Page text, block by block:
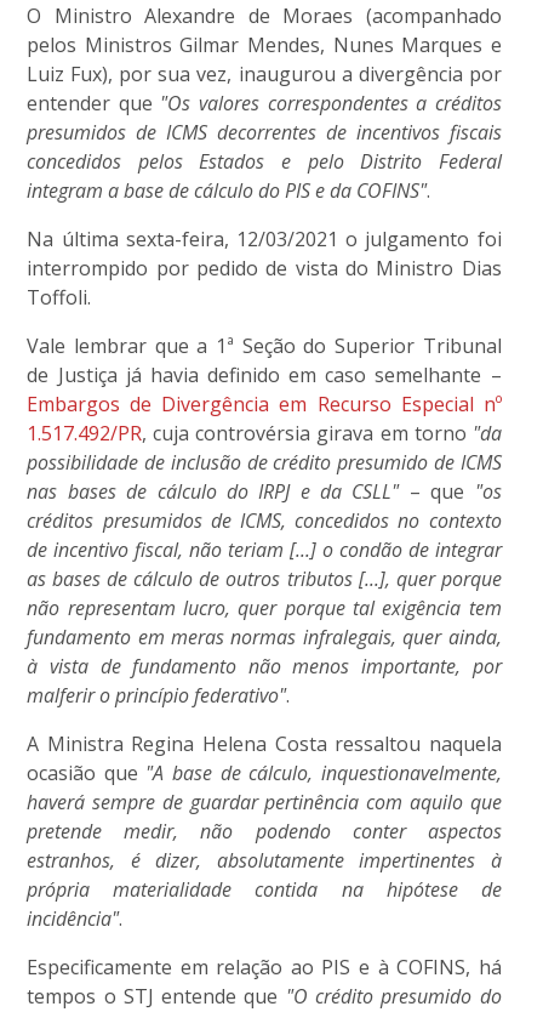
O Ministro Alexandre de Moraes (acompanhado
pelos Ministros Gilmar Mendes, Nunes Marques e
Luiz Fux), por sua vez, inaugurou a divergência por
entender que "Os valores correspondentes a créditos
presumidos de ICMS decorrentes de incentivos fiscais
concedidos pelos Estados e pelo Distrito Federal
integram a base de cálculo do PIS e da COFINS".
Na última sexta-feira, 12/03/2021 o julgamento foi
interrompido por pedido de vista do Ministro Dias
Toffoli.
Vale lembrar que a 1ª Seção do Superior Tribunal
de Justiça já havia definido em caso semelhante –
Embargos de Divergência em Recurso Especial nº
1.517.492/PR, cuja controvérsia girava em torno "da
possibilidade de inclusão de crédito presumido de ICMS
nas bases de cálculo do IRPJ e da CSLL"– que "os
créditos presumidos de ICMS, concedidos no contexto
de incentivo fiscal, não teriam [...] o condão de integrar
as bases de cálculo de outros tributos [...], quer porque
não representam lucro, quer porque tal exigência tem
fundamento em meras normas infralegais, quer ainda,
à vista de fundamento não menos importante, por
malferir o princípio federativo".
A Ministra Regina Helena Costa ressaltou naquela
ocasião que "A base de cálculo, inquestionavelmente,
haverá sempre de guardar pertinência com aquilo que
pretende medir, não podendo conter aspectos
estranhos, é dizer, absolutamente impertinentes à
própria materialidade contida na hipótese de
incidência".
Especificamente em relação ao PIS e à COFINS, há
tempos o STJ entende que "O crédito presumido do